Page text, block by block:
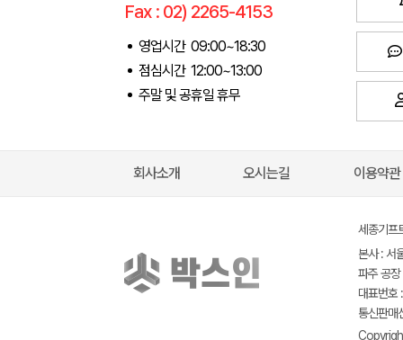
Fax : 02) 2265-4153
영업시간 09:00~18:30
점심시간 12:00~13:00
주말 및 공휴일 휴무
회사소개 오시는길 이용약관
세종기
본사 : 서
파주 공
대표번
통신판